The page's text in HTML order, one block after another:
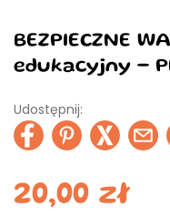
BEZPIECZNE
edukacyjny -
Udostępnij:
20,00zł